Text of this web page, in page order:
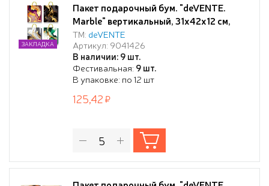
Пакет подарочный бум. "deVENTE.
Marble" вертикальный, 31x42x12 см,
тиснение фольгой, бумага 210 г/м²,
ассорти 4 дизайна
ТМ: deVENTE
Артикул: 9041426
В наличии: 9 шт.
Фестивальная: 9 шт.
В упаковке: по 12 шт
ЗАКЛАДКА
125,42